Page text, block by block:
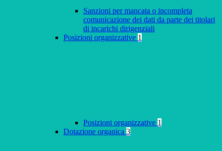
Sanzioni per mancata o incompleta
comunicazione dei dati da parte dei titolari
di incarichi dirigenziali
Posizioni organizzative 1
Posizioni organizzative 1
Dotazione organica 3